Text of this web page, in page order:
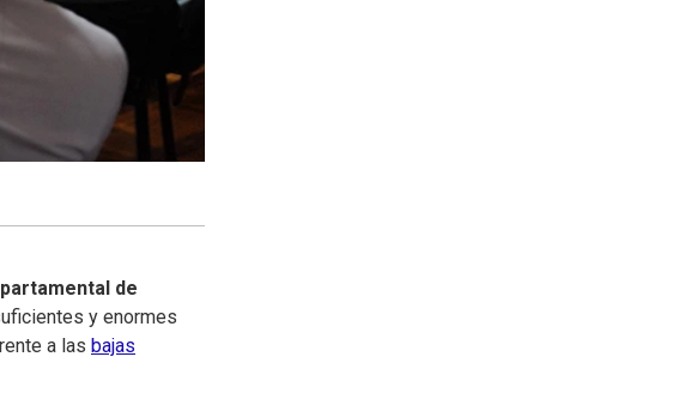
de
y enormes
a las bajas